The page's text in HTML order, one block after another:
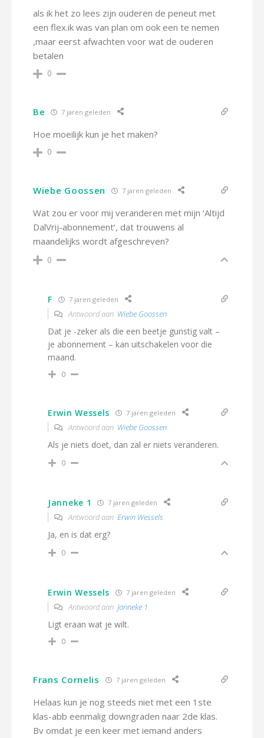
als ik het zo lees zijn ouderen de peneut met
een flex.ik was van plan om ook een te nemen
,maar eerst afwachten voor wat de ouderen
betalen
0
Be 7 jaren geleden
Hoe moeilijk kun je het maken?
0
Wiebe Goossen 7 jaren geleden
Wat zou er voor mij veranderen met mijn ‘Altijd
DalVrij-abonnement’, dat trouwens al
maandelijks wordt afgeschreven?
0
F 7 jaren geleden
Antwoord aan Wiebe Goossen
Dat je -zeker als die een beetje gunstig valt –
je abonnement – kan uitschakelen voor die
maand.
0
Erwin Wessels 7 jaren geleden
Antwoord aan Wiebe Goossen
Als je niets doet, dan zal er niets veranderen.
0
Janneke 1 7 jaren geleden
Antwoord aan Erwin Wessels
Ja, en is dat erg?
0
Erwin Wessels 7 jaren geleden
Antwoord aan Janneke 1
Ligt eraan wat je wilt.
0
Frans Cornelis 7 jaren geleden
Helaas kun je nog steeds niet met een 1ste
klas-abb eenmalig downgraden naar 2de klas.
Bv omdat je een keer met iemand anders